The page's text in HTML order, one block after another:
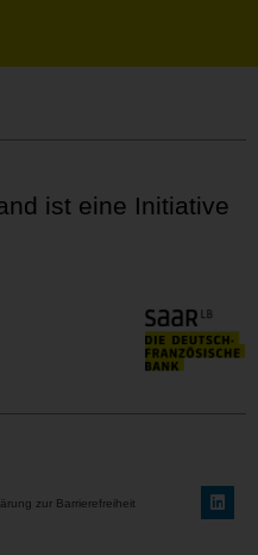
ist eine Initiative
zur Barrierefreiheit